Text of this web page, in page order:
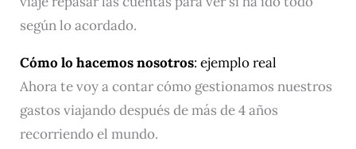
según lo acordado.
Cómo lo hacemos nosotros: ejemplo real
Ahora te voy a contar cómo gestionamos nuestros
gastos viajando después de más de 4 años
recorriendo el mundo.